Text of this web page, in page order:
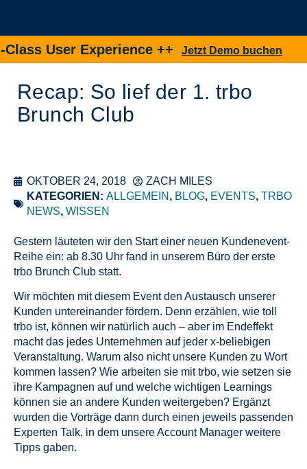
User Experience ++ Jetzt Demo buchen
Recap: So lief der 1. trbo
Brunch Club
OKTOBER 24, 2018
ZACH MILES
KATEGORIEN: ALLGEMEIN , BLOG, EVENTS, TRBO
NEWS, WISSEN
Gestern läuteten wir den Start einer neuen Kundenevent-
Reihe ein: ab 8.30 Uhr fand in unserem Büro der erste
trbo Brunch Club statt.
Wir möchten mit diesem Event den Austausch unserer
Kunden untereinander fördern. Denn erzählen, wie toll
trbo ist, können wir natürlich auch – aber im Endeffekt
macht das jedes Unternehmen auf jeder x-beliebigen
Veranstaltung. Warum also nicht unsere Kunden zu Wort
kommen lassen? Wie arbeiten sie mit trbo, wie setzen sie
ihre Kampagnen auf und welche wichtigen Learnings
können sie an andere Kunden weitergeben? Ergänzt
wurden die Vorträge dann durch einen jeweils passenden
Experten Talk, in dem unsere Account Manager weitere
Tipps gaben.